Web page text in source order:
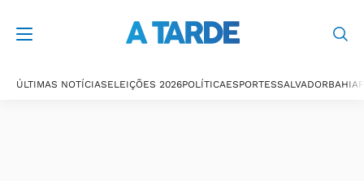
ÚLTIMAS NOTÍCIASELEIÇÕES 2026POLÍTICAESPORTESSALVADORBAHIA